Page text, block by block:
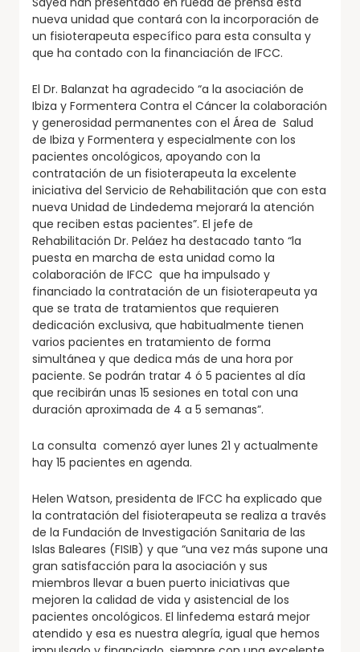
nueva unidad que contará con la incorporación de
un fisioterapeuta específico para esta consulta y
que ha contado con la financiación de IFCC.
El Dr. Balanzat ha agradecido “a la asociación de
Ibiza y Formentera Contra el Cáncer la colaboración
y generosidad permanentes con el Área de Salud
de Ibiza y Formentera y especialmente con los
pacientes oncológicos, apoyando con la
contratación de un fisioterapeuta la excelente
iniciativa del Servicio de Rehabilitación que con esta
nueva Unidad de Lindedema mejorará la atención
que reciben estas pacientes”. El jefe de
Rehabilitación Dr. Peláez ha destacado tanto “la
puesta en marcha de esta unidad como la
colaboración de IFCC que ha impulsado y
financiado la contratación de un fisioterapeuta ya
que se trata de tratamientos que requieren
dedicación exclusiva, que habitualmente tienen
varios pacientes en tratamiento de forma
simultánea y que dedica más de una hora por
paciente. Se podrán tratar 4 ó 5 pacientes al día
que recibirán unas 15 sesiones en total con una
duración aproximada de 4 a 5 semanas”.
La consulta comenzó ayer lunes 21 y actualmente
hay 15 pacientes en agenda.
Helen Watson, presidenta de IFCC ha explicado que
la contratación del fisioterapeuta se realiza a través
de la Fundación de Investigación Sanitaria de las
Islas Baleares (FISIB) y que “una vez más supone una
gran satisfacción para la asociación y sus
miembros llevar a buen puerto iniciativas que
mejoren la calidad de vida y asistencial de los
pacientes oncológicos. El linfedema estará mejor
atendido y esa es nuestra alegría, igual que hemos